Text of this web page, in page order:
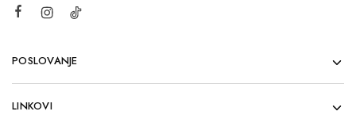
POSLOVANJE
LINKOVI